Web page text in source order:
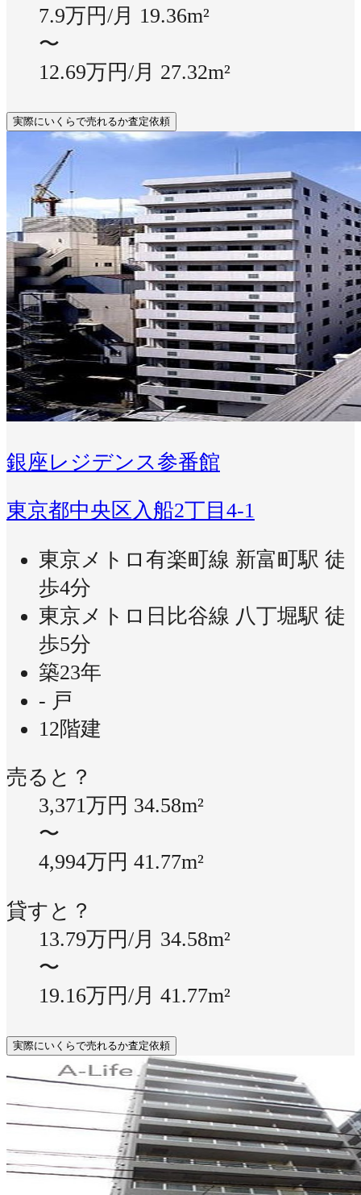
7.9万円/月 19.36m²
〜
12.69万円/月 27.32m²
実際にいくらで売れるか査定依頼
銀座レジデンス参番館
東京都中央区入船2丁目4-1
東京メトロ有楽町線 新富町駅 徒
歩4分
東京メトロ日比谷線 八丁堀駅 徒
歩5分
築23年
- 戸
12階建
売ると？
3,371万円 34.58m²
〜
4,994万円 41.77m²
貸すと？
13.79万円/月 34.58m²
〜
19.16万円/月 41.77m²
実際にいくらで売れるか査定依頼